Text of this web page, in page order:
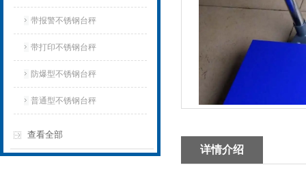
带报警不锈钢台秤
带打印不锈钢台秤
防爆型不锈钢台秤
普通型不锈钢台秤
查看全部
详情介绍